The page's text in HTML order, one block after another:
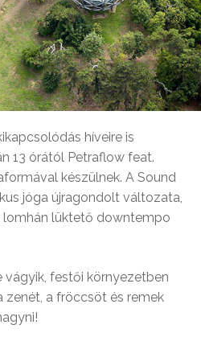
híveire is
13 órától Petraflow feat.
készülnek. A Sound
jóga újragondolt változata,
lomhán lüktető downtempo
vágyik, festői környezetben
zenét, a fröccsöt és remek